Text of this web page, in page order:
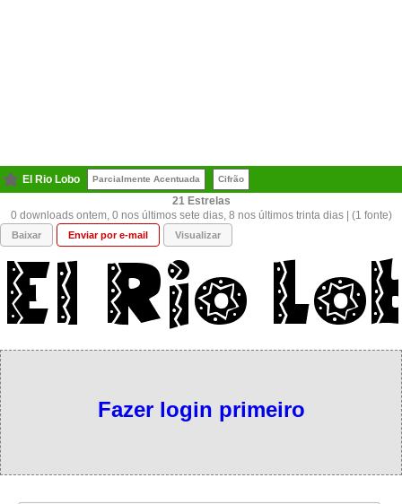
El Rio Lobo Parcialmente Acentuada Cifrão
21
0 downloads ontem, 0 nos últimos sete dias, 8 nos últimos trinta dias | (1 fonte)
Baixar Enviar por e-mail Visualizar
Fazer login primeiro